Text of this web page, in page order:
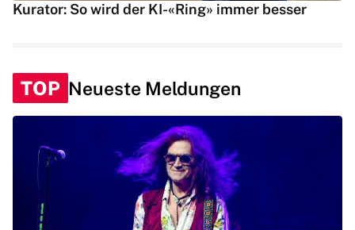
Kurator: So wird der KI-«Ring» immer besser
TOP Neueste Meldungen